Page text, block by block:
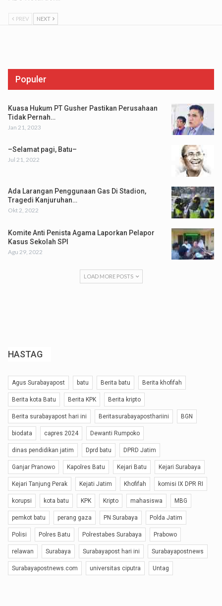
PREV NEXT
Populer
Kuasa Hukum PT Gusher Pastikan Perusahaan
Tidak Pernah…
Jan 21, 2023
–Selamat pagi, Batu–
Jul 21, 2022
Ada Larangan Penggunaan Gas Di Stadion,
Tragedi Kanjuruhan…
Okt 2, 2022
Komite Anti Penista Agama Laporkan Pelapor
Kasus Sekolah SPI
Agu 29, 2022
LOAD MORE POSTS
HASTAG
Agus Surabayapost batu Berita batu Berita khofifah
Berita kota Batu Berita KPK Berita kripto
Berita surabayapost hari ini Beritasurabayaposthariini BGN
biodata capres 2024 Dewanti Rumpoko
dinas pendidikan jatim Dprd batu DPRD Jatim
Ganjar Pranowo Kapolres Batu Kejari Batu Kejari Surabaya
Kejari Tanjung Perak Kejati Jatim Khofifah komisi IX DPR RI
korupsi kota batu KPK Kripto mahasiswa MBG
pemkot batu perang gaza PN Surabaya Polda Jatim
Polisi Polres Batu Polrestabes Surabaya Prabowo
relawan Surabaya Surabayapost hari ini Surabayapostnews
Surabayapostnews.com universitas ciputra Untag